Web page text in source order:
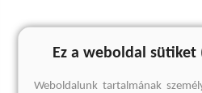
A keresett
Ez a weboldal sütiket
Weboldalunk tartalmának